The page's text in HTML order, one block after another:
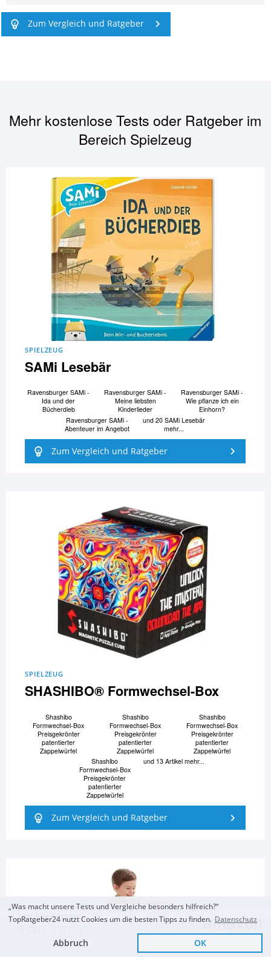
Zum Top Angebot
199,00 €
KOSTENLOSE LIEFERUNG
Zum Vergleich und Ratgeber
Mehr kostenlose Tests oder Ratgeber im
Bereich Spielzeug
SPIELZEUG
SAMi Lesebär
Ravensburger SAMi -
Ida und der
Bücherdieb
Ravensburger SAMi -
Meine liebsten
Kinderlieder
Ravensburger SAMi -
Wie pflanze ich ein
Einhorn?
Ravensburger SAMi -
Abenteuer im Angebot
und 20 SAMi Lesebär
mehr...
Zum Vergleich und Ratgeber
SPIELZEUG
SHASHIBO® Formwechsel-Box
Shashibo
Formwechsel-Box
Preisgekrönter
patentierter
Zappelwürfel
Shashibo
Formwechsel-Box
Preisgekrönter
patentierter
Zappelwürfel
Shashibo
Formwechsel-Box
Preisgekrönter
patentierter
Zappelwürfel
Shashibo
Formwechsel-Box
Preisgekrönter
patentierter
Zappelwürfel
und 13 Artikel mehr...
Zum Vergleich und Ratgeber
„Was macht unsere Tests und Vergleiche besonders hilfreich?“
TopRatgeber24 nutzt Cookies um die besten Tipps zu finden. Datenschutz
Abbruch OK